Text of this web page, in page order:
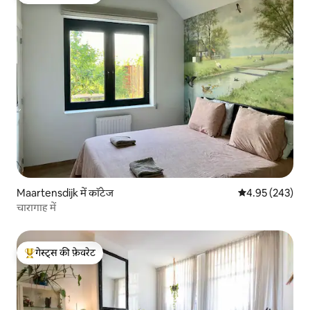
Maartensdijk में कॉटेज औसत रेटिंग 5 में से
4.95 (243)
चारागाह में
गेस्ट्स का टॉप फ़ेवरेट
गेस्ट्स की फ़ेवरेट